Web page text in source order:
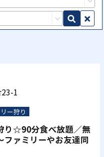
1
ー狩り
り☆90分食べ放題／無
ファミリーやお友達同